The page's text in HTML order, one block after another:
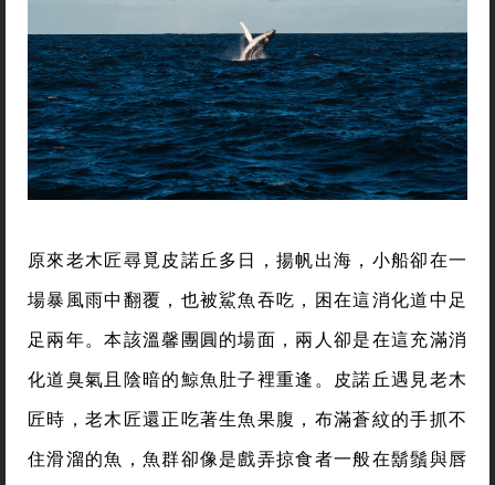
原來老木匠尋覓皮諾丘多日，揚帆出海，小船卻在一
場暴風雨中翻覆，也被鯊魚吞吃，困在這消化道中足
足兩年。本該溫馨團圓的場面，兩人卻是在這充滿消
化道臭氣且陰暗的鯨魚肚子裡重逢。皮諾丘遇見老木
匠時，老木匠還正吃著生魚果腹，布滿蒼紋的手抓不
住滑溜的魚，魚群卻像是戲弄掠食者一般在鬍鬚與唇